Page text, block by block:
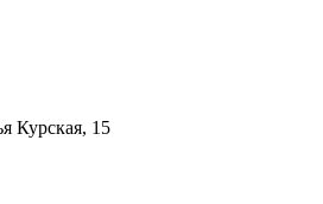
Курская, 15